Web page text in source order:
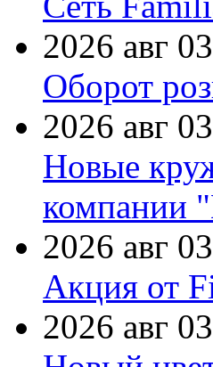
2026 авг 03
Оборот
2026 авг 03
Новые
компании
2026 авг 03
Акция от
2026 авг 03